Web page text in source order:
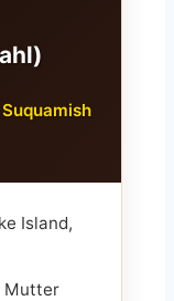
Island,
Mutter